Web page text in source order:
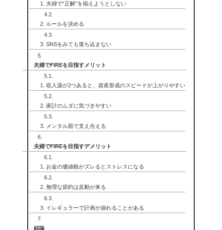
1. 夫婦で“正解”を揃えようとしない
2. ルールを決める
3. SNSをみても落ち込まない
夫婦でFIREを目指すメリット
1. 収入源が2つあると、資産形成のスピードが上がりやすい
2. 家計のムダに気づきやすい
3. メンタル面で支え合える
夫婦でFIREを目指すデメリット
1. お金の価値観がズレるとストレスになる
2. 無理な節約は反動が来る
3. イレギュラーで計画が崩れることがある
結論